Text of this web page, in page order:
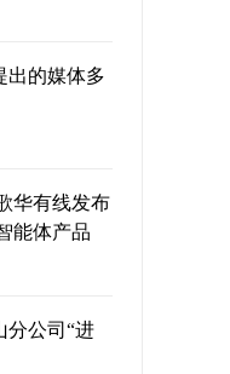
出的媒体多
华有线发布
能体产品
分公司“进